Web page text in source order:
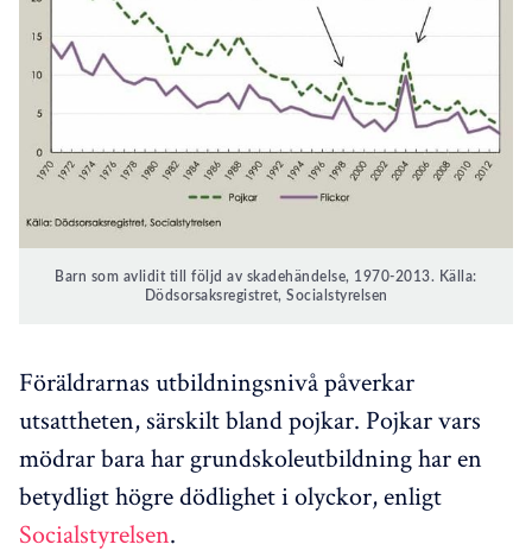
Barn som avlidit till följd av skadehändelse, 1970-2013. Källa:
Dödsorsaksregistret, Socialstyrelsen
Föräldrarnas utbildningsnivå påverkar
utsattheten, särskilt bland pojkar. Pojkar vars
mödrar bara har grundskoleutbildning har en
betydligt högre dödlighet i olyckor, enligt
Socialstyrelsen.